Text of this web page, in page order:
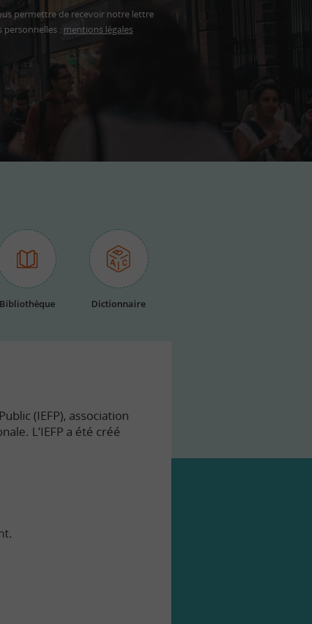
permettre de recevoir notre lettre
: mentions légales
Dictionnaire
(IEFP), association
L’IEFP a été créé